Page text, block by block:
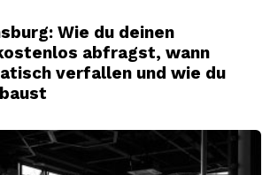
Wie du deinen
abfragst, wann
verfallen und wie du